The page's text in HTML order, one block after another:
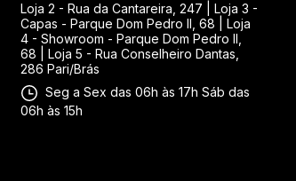
Loja 2 - Rua da Cantareira, 247 | Loja 3 -
Capas - Parque Dom Pedro II, 68 | Loja
4 - Showroom - Parque Dom Pedro II,
68 | Loja 5 - Rua Conselheiro Dantas,
286 Pari/Brás
Seg a Sex das 06h às 17h Sáb das
06h às 15h